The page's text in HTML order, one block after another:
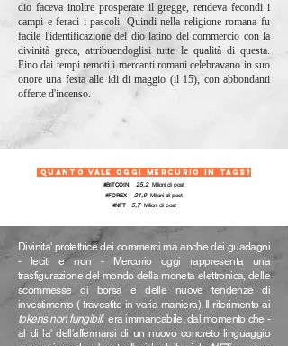
dio faceva inoltre prosperare il gregge, rendeva fecondi i
campi e feraci i pascoli. Quindi nella religione romana fu
facile l'identificazione del dio latino del commercio con la
divinità greca, attribuendoglisi tutte le qualità di questa.
Fino dai tempi remoti i mercanti romani celebravano in suo
onore una festa alle idi di maggio (il 15), con abbondanti
offerte d'incenso.
QUANTO VALE OGGI MERCURIO IN TAGs ?
#BITCOIN 25,2 Milioni di post
#FOREX 21,9 Milioni di post
#NFT 5,7 Milioni di post
Divinita' protettrice dei commerci ma anche dei guadagni
- leciti e non - Mercurio oggi rappresenta una
trasfigurazione del mondo della moneta elettronica, delle
scommesse di borsa e delle nuove tendenze di
investimento ( travestite in varia maniera). Il riferimento ai
tokens non fungibili era immancabile, dal momento che -
al di la' dell'affermarsi di un nuovo concreto linguaggio